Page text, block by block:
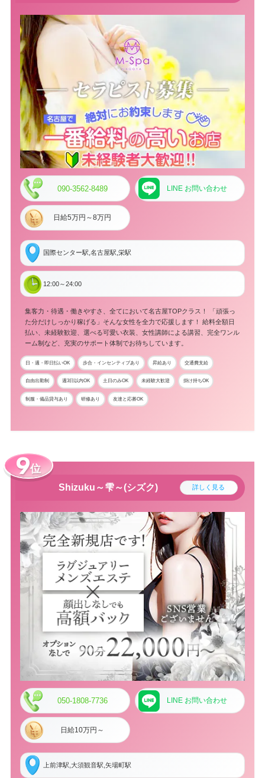
090-3562-8489 LINE お問い合わせ
日給5万円～8万円
国際センター駅,名古屋駅,栄駅
12:00～24:00
集客力・待遇・働きやすさ、全てにおいて名古屋TOPクラス！ 「頑張っ
た分だけしっかり稼げる」そんな女性を全力で応援します！ 給料全額日
払い、未経験歓迎、選べる可愛い衣装、女性講師による講習、完全ワンル
ーム制など、充実のサポート体制でお待ちしています。
日・週・即日払いOK 歩合・インセンティブあり 昇給あり 交通費支給
自由出勤制 週3日以内OK 土日のみOK 未経験大歓迎 掛け持ちOK
制服・備品貸与あり 研修あり 友達と応募OK
位
Shizuku～雫～(シズク) 詳しく見る
050-1808-7736 LINE お問い合わせ
日給10万円～
上前津駅,大須観音駅,矢場町駅